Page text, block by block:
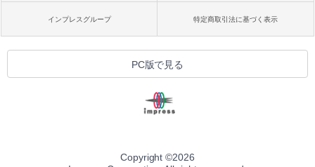
インプレスグループ 特定商取引法に基づく表示
PC版で見る
Copyright ©2026